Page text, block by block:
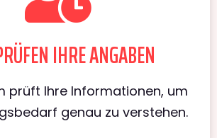
IHRE ANGABEN
prüft Ihre Informationen, um
genau zu verstehen.